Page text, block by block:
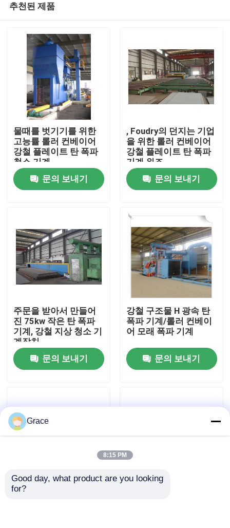
홈
제품
공장 견학
품질 관리
뉴스
견적 요청
추천된 제품
물때를 벗기기를 위한
고능률 롤러 컨베이어
강철 플레이트 탄 폭파
청소 기계
문의 보내기
, Foudry의 던지는 기업
을 위한 롤러 컨베이어
강철 플레이트 탄 폭파
기계 위조
문의 보내기
주문을 받아서 만들어
진 75kw 작은 탄 폭파
기계, 강철 지상 청소 기
계장치
문의 보내기
강철 구조물 H 광속 탄
폭파 기계/롤러 컨베이
어 모래 폭파 기계
문의 보내기
무거운 용접된 강철 구
Grace
8:15 PM
Good day, what product are you looking
for?